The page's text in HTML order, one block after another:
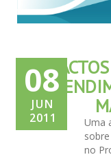
08
JUN
2011
Uma
no